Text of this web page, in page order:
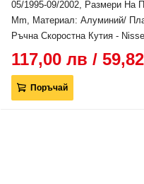
05/1995-09/2002, Размери На
Mm, Материал: Алуминий/
Ръчна Скоростна Кутия -
117,00 лв /
Поръчай